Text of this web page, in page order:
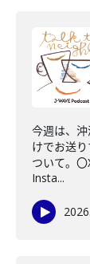
今週は、
けでお送
ついて。
Insta...